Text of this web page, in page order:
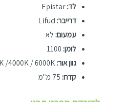
לד:Epistar
דרייבר: Lifud
עמעום: לא
לומן: 1100
גוון אור:/4000K / 6000K
קדח: